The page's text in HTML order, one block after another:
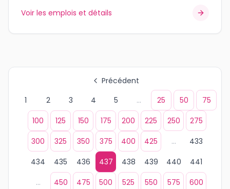
Voir les emplois et détails
Précédent
1
2 3 4 5 ... 25 50
75
100
125 150 175 200 225 250
275
300
325 350 375 400 425 ...
433
434
435 436 437 438 439 440
441
...
450 475 500 525 550 575 600